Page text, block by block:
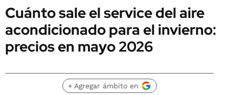
Cuánto sale el service del aire
acondicionado para el invierno:
precios en mayo 2026
+ Agregar ámbito en